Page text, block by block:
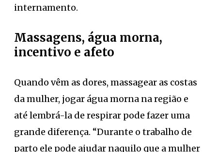
internamento.
Massagens, água morna,
incentivo e afeto
Quando vêm as dores, massagear as costas
da mulher, jogar água morna na região e
até lembrá-la de respirar pode fazer uma
grande diferença. “Durante o trabalho de
parto ele pode ajudar naquilo que a mulher